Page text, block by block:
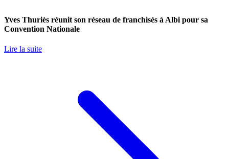
Yves Thuriès réunit son réseau de franchisés à Albi pour sa
Convention Nationale
Lire la suite